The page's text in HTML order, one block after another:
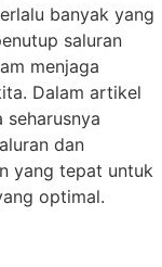
banyak yang
saluran
menjaga
Dalam artikel
seharusnya
dan
yang tepat untuk
optimal.